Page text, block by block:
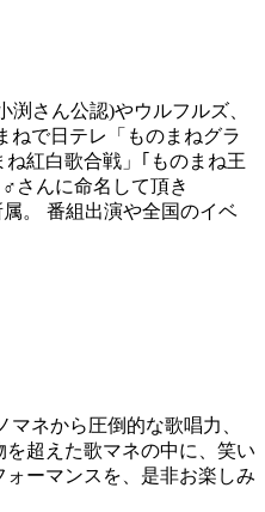
渕さん公認)やウルフルズ、
ねで日テレ「ものまねグラ
紅白歌合戦」｢ものまね王
さんに命名して頂き
。 番組出演や全国のイベ
ネから圧倒的な歌唱力、
超えた歌マネの中に、笑い
ーマンスを、是非お楽しみ